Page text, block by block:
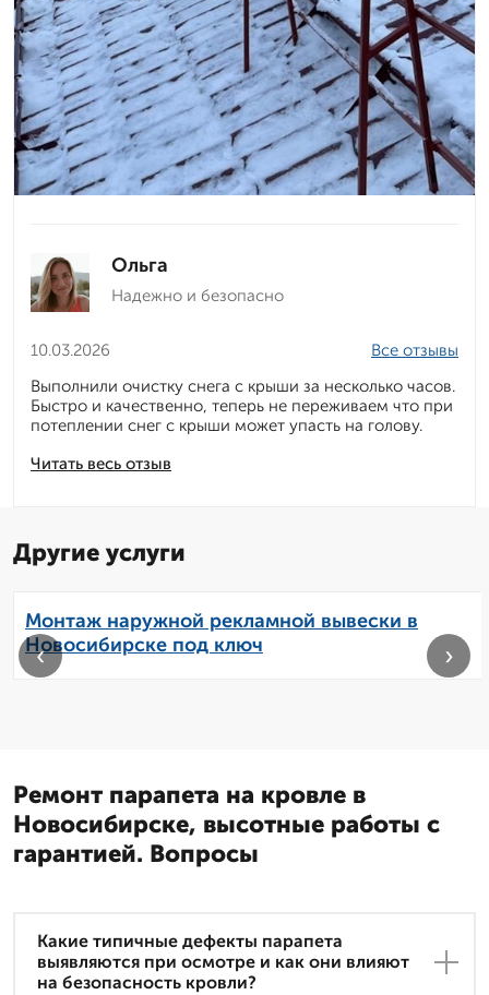
Ольга
Надежно и безопасно
10.03.2026
Читать весь отзыв
Все отзывы
Выполнили очистку снега с крыши за несколько часов.
Быстро и качественно, теперь не переживаем что при
потеплении снег с крыши может упасть на голову.
Другие услуги
Монтаж наружной рекламной вывески в
Новосибирске под ключ
‹ ›
Ремонт парапета на кровле в
Новосибирске, высотные работы с
гарантией. Вопросы
Какие типичные дефекты парапета
выявляются при осмотре и как они влияют
на безопасность кровли?